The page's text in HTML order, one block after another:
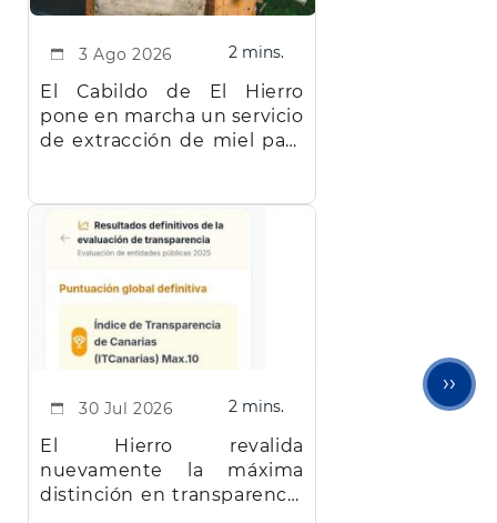
3 Ago 2026 2 mins.
El Cabildo de El Hierro
pone en marcha un servicio
de extracción de miel para
30 Jul 2026 2 mins.
El Hierro revalida
nuevamente la máxima
distinción en transparencia
››